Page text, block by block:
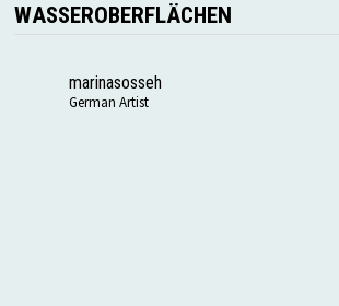
WASSEROBERFLÄCHEN
marinasosseh
German Artist